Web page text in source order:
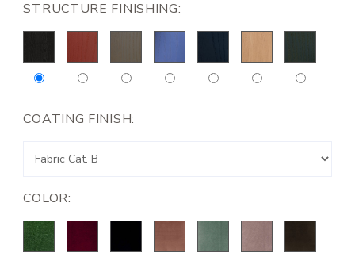
STRUCTURE FINISHING:
COATING FINISH:
COLOR: